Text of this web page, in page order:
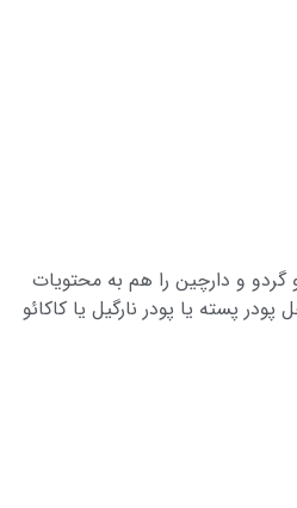
و دارچین را هم به محتویات
پسته یا پودر نارگیل یا کاکائو